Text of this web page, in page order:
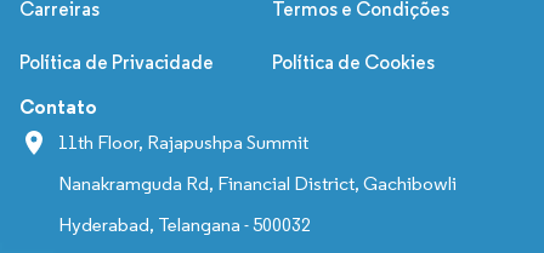
Carreiras Termos e Condições
Política de Privacidade Política de Cookies
Contato
11th Floor, Rajapushpa Summit
Nanakramguda Rd, Financial District, Gachibowli
Hyderabad, Telangana - 500032